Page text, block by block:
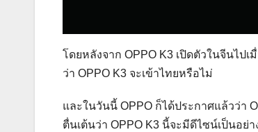
โดยหลังจาก OPPO K3 เปิดตัวในจีนไป
ว่า OPPO K3 จะเข้าไทยหรือไม่
และในวันนี้ OPPO ก็ได้ประกาศแล้วว่า
ตื่นเต้นว่า OPPO K3 นี้จะมีดีไซน์เป็นอย่